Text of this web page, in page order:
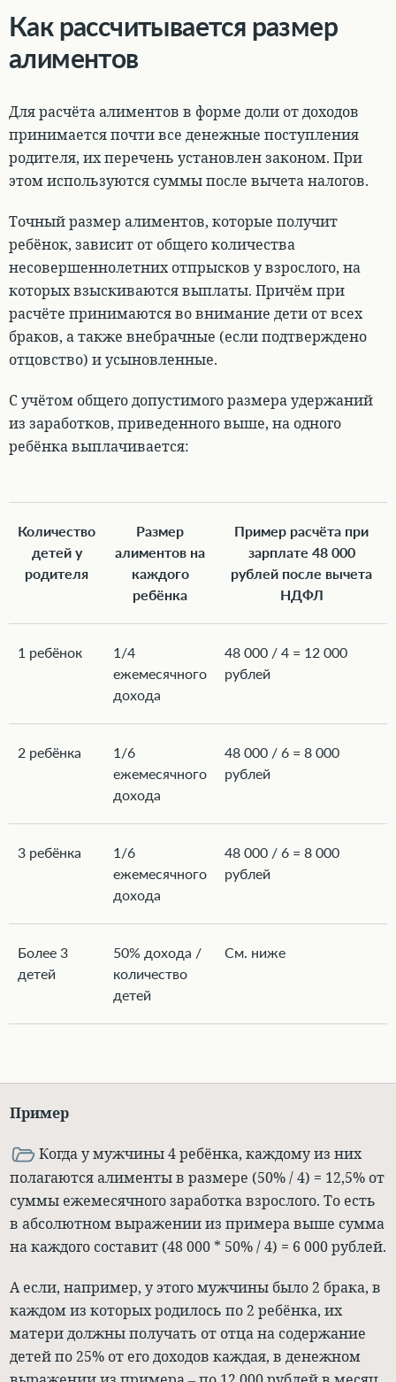
Как рассчитывается размер
алиментов
Для расчёта алиментов в форме доли от доходов
принимается почти все денежные поступления
родителя, их перечень установлен законом. При
этом используются суммы после вычета налогов.
Точный размер алиментов, которые получит
ребёнок, зависит от общего количества
несовершеннолетних отпрысков у взрослого, на
которых взыскиваются выплаты. Причём при
расчёте принимаются во внимание дети от всех
браков, а также внебрачные (если подтверждено
отцовство) и усыновленные.
С учётом общего допустимого размера удержаний
из заработков, приведенного выше, на одного
ребёнка выплачивается:
Количество
детей у
родителя
Размер
алиментов на
каждого
ребёнка
Пример расчёта при
зарплате 48 000
рублей после вычета
НДФЛ
1 ребёнок
1/4
ежемесячного
дохода
48 000 / 4 = 12 000
рублей
2 ребёнка
1/6
ежемесячного
дохода
48 000 / 6 = 8 000
рублей
3 ребёнка
1/6
ежемесячного
дохода
48 000 / 6 = 8 000
рублей
Более 3
детей
50% дохода /
количество
детей
См. ниже
Пример
Когда у мужчины 4 ребёнка, каждому из них
полагаются алименты в размере (50% / 4) = 12,5% от
суммы ежемесячного заработка взрослого. То есть
в абсолютном выражении из примера выше сумма
на каждого составит (48 000 * 50% / 4) = 6 000 рублей.
А если, например, у этого мужчины было 2 брака, в
каждом из которых родилось по 2 ребёнка, их
матери должны получать от отца на содержание
детей по 25% от его доходов каждая, в денежном